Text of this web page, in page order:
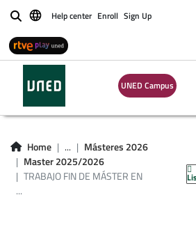
BuscarHelp center Enroll Sign Up
UNED Campus
Home ...
Másteres 2026
Master 2025/2026
TRABAJO FIN DE MÁSTER EN
...
INNOVACIÓN
EDUCACIÓN.
MÓDULO
LA
PEDAGOGÍA